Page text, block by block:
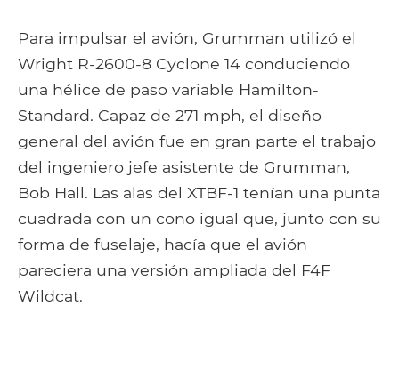
Para impulsar el avión, Grumman utilizó el
Wright R-2600-8 Cyclone 14 conduciendo
una hélice de paso variable Hamilton-
Standard. Capaz de 271 mph, el diseño
general del avión fue en gran parte el trabajo
del ingeniero jefe asistente de Grumman,
Bob Hall. Las alas del XTBF-1 tenían una punta
cuadrada con un cono igual que, junto con su
forma de fuselaje, hacía que el avión
pareciera una versión ampliada del F4F
Wildcat.